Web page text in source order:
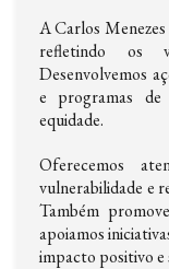
A Carlos
refletindo os
Desenvolvemos
e programas
equidade.
Oferecemos
vulnerabilidade e
Também
apoiamos
impacto positivo e